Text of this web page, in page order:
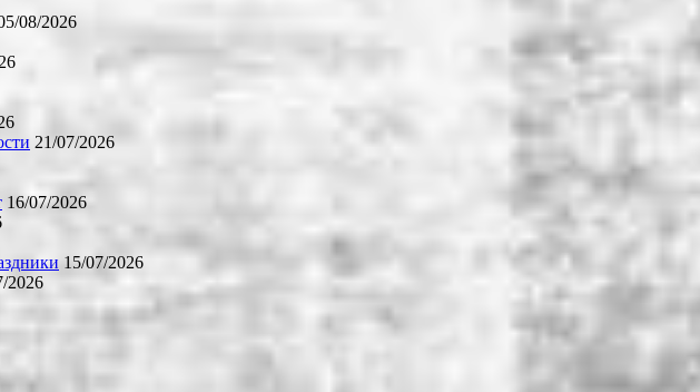
08/2026
21/07/2026
16/07/2026
15/07/2026
2026